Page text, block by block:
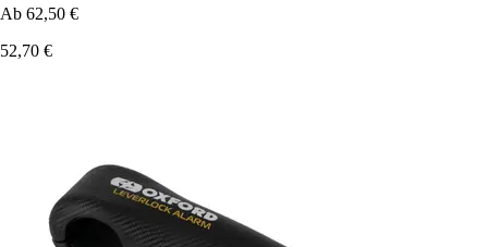
Ab 62,50 €
52,70 €